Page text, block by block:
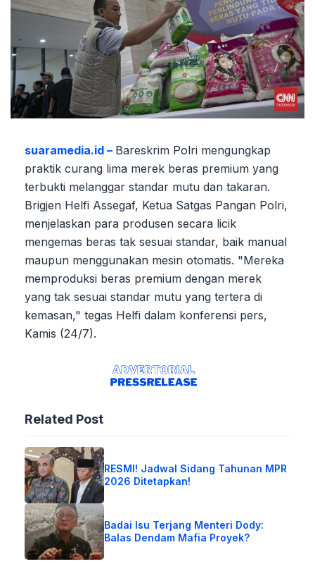
suaramedia.id – Bareskrim Polri mengungkap
praktik curang lima merek beras premium yang
terbukti melanggar standar mutu dan takaran.
Brigjen Helfi Assegaf, Ketua Satgas Pangan Polri,
menjelaskan para produsen secara licik
mengemas beras tak sesuai standar, baik manual
maupun menggunakan mesin otomatis. "Mereka
memproduksi beras premium dengan merek
yang tak sesuai standar mutu yang tertera di
kemasan," tegas Helfi dalam konferensi pers,
Kamis (24/7).
Related Post
RESMI! Jadwal Sidang Tahunan MPR
2026 Ditetapkan!
Badai Isu Terjang Menteri Dody:
Balas Dendam Mafia Proyek?